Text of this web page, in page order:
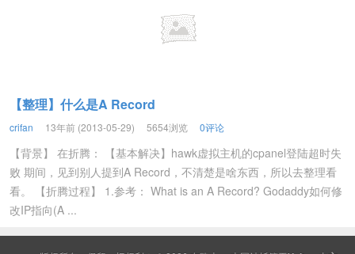
【整理】什么是A Record
crifan 13年前 (2013-05-29) 5654浏览 0评论
【背景】 在折腾： 【基本解决】hawk虚拟主机的cpanel登陆超时失
败 期间，见到别人提到A Record，不清楚是啥东西，所以去整理看
看。 【折腾过程】 1.参考： What is an A Record? Godaddy如何修
改IP指向(A ...